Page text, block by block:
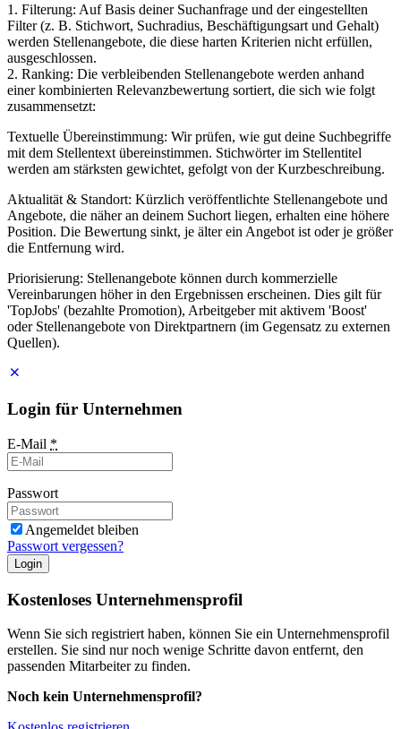
1. Filterung: Auf Basis deiner Suchanfrage und der eingestellten
Filter (z. B. Stichwort, Suchradius, Beschäftigungsart und Gehalt)
werden Stellenangebote, die diese harten Kriterien nicht erfüllen,
ausgeschlossen.
2. Ranking: Die verbleibenden Stellenangebote werden anhand
einer kombinierten Relevanzbewertung sortiert, die sich wie folgt
zusammensetzt:
Textuelle Übereinstimmung: Wir prüfen, wie gut deine Suchbegriffe
mit dem Stellentext übereinstimmen. Stichwörter im Stellentitel
werden am stärksten gewichtet, gefolgt von der Kurzbeschreibung.
Aktualität & Standort: Kürzlich veröffentlichte Stellenangebote und
Angebote, die näher an deinem Suchort liegen, erhalten eine höhere
Position. Die Bewertung sinkt, je älter ein Angebot ist oder je größer
die Entfernung wird.
Priorisierung: Stellenangebote können durch kommerzielle
Vereinbarungen höher in den Ergebnissen erscheinen. Dies gilt für
'TopJobs' (bezahlte Promotion), Arbeitgeber mit aktivem 'Boost'
oder Stellenangebote von Direktpartnern (im Gegensatz zu externen
Quellen).
Login für Unternehmen
E-Mail *
Passwort
Angemeldet bleiben
Passwort vergessen?
Login
Kostenloses Unternehmensprofil
Wenn Sie sich registriert haben, können Sie ein Unternehmensprofil
erstellen. Sie sind nur noch wenige Schritte davon entfernt, den
passenden Mitarbeiter zu finden.
Noch kein Unternehmensprofil?